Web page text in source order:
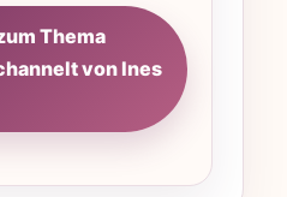
Thema
von Ines